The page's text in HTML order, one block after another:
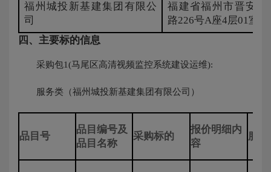
福州城投新基建集团有限公
司
福建省福州市晋安区
路226号A座4层01室
四、主要标的信息
采购包1(马尾区高清视频监控系统建设运维):
服务类（福州城投新基建集团有限公司）
品目号
品目编号及
品目名称
采购标的
报价明细内
容
服